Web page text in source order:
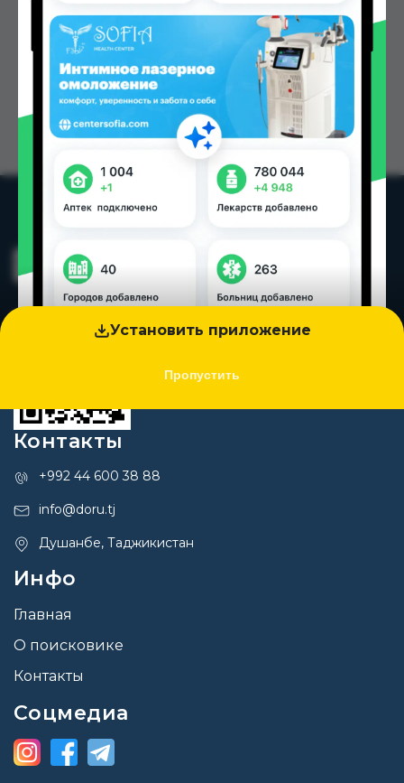
Установить приложение
Пропустить
Контакты
+992 44 600 38 88
info@doru.tj
Душанбе, Таджикистан
Инфо
Главная
О поисковике
Контакты
Соцмедиа